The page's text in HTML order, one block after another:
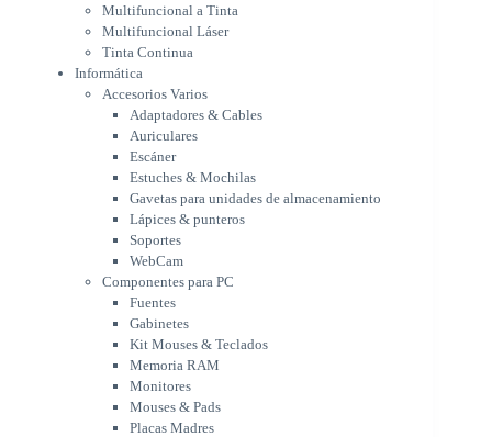
Escáner
Estuches & Mochilas
Gavetas para unidades de
almacenamiento
Lápices & punteros
Soportes
WebCam
Componentes para PC
Fuentes
Gabinetes
Kit Mouses & Teclados
Memoria RAM
Monitores
Mouses & Pads
Placas Madres
Procesadores
Refrigeración & Enfriamiento
Tarjetas Gráficas
Teclados
Equipos NUC
Multifuncional a Tinta
Multifuncional Láser
Tinta Continua
Informática
Accesorios Varios
Adaptadores & Cables
Auriculares
Escáner
Estuches & Mochilas
Gavetas para unidades de almacenamiento
Lápices & punteros
Soportes
WebCam
Componentes para PC
Fuentes
Gabinetes
Kit Mouses & Teclados
Memoria RAM
Monitores
Mouses & Pads
Placas Madres